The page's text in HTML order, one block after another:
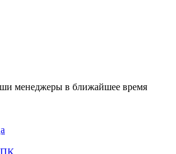
менеджеры в ближайшее время
ПК